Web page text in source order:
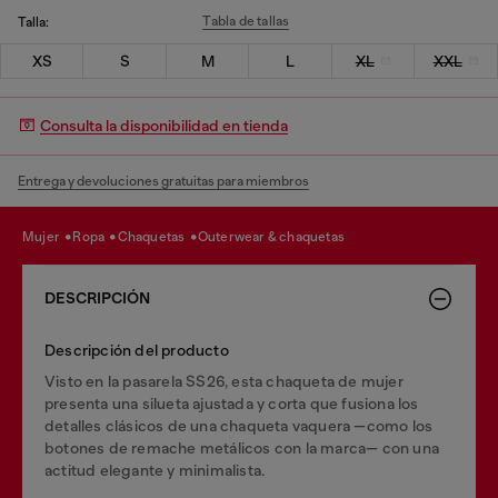
Talla: Tabla de tallas
XS S M L XL XXL
Consulta la disponibilidad en tienda
Entrega y devoluciones gratuitas para miembros
mujer ropa chaquetas outerwear & chaquetas
DESCRIPCIÓN
Descripción del producto
Visto en la pasarela SS26, esta chaqueta de mujer
presenta una silueta ajustada y corta que fusiona los
detalles clásicos de una chaqueta vaquera —como los
botones de remache metálicos con la marca— con una
actitud elegante y minimalista.